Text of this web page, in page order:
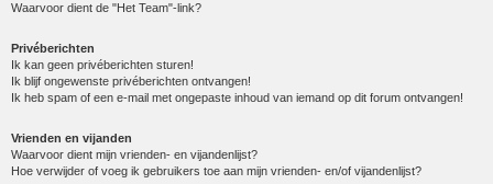
Waarvoor dient de "Het Team"-link?
Privéberichten
Ik kan geen privéberichten sturen!
Ik blijf ongewenste privéberichten ontvangen!
Ik heb spam of een e-mail met ongepaste inhoud van iemand op dit forum ontvangen!
Vrienden en vijanden
Waarvoor dient mijn vrienden- en vijandenlijst?
Hoe verwijder of voeg ik gebruikers toe aan mijn vrienden- en/of vijandenlijst?